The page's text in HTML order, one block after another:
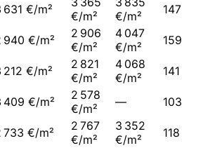
631 €/m²
€/m²
€/m²
147
940 €/m²
2 906
€/m²
4 047
€/m²
159
212 €/m²
2 821
€/m²
4 068
€/m²
141
409 €/m²
2 578
€/m²
— 103
733 €/m²
2 767
€/m²
3 352
€/m²
118